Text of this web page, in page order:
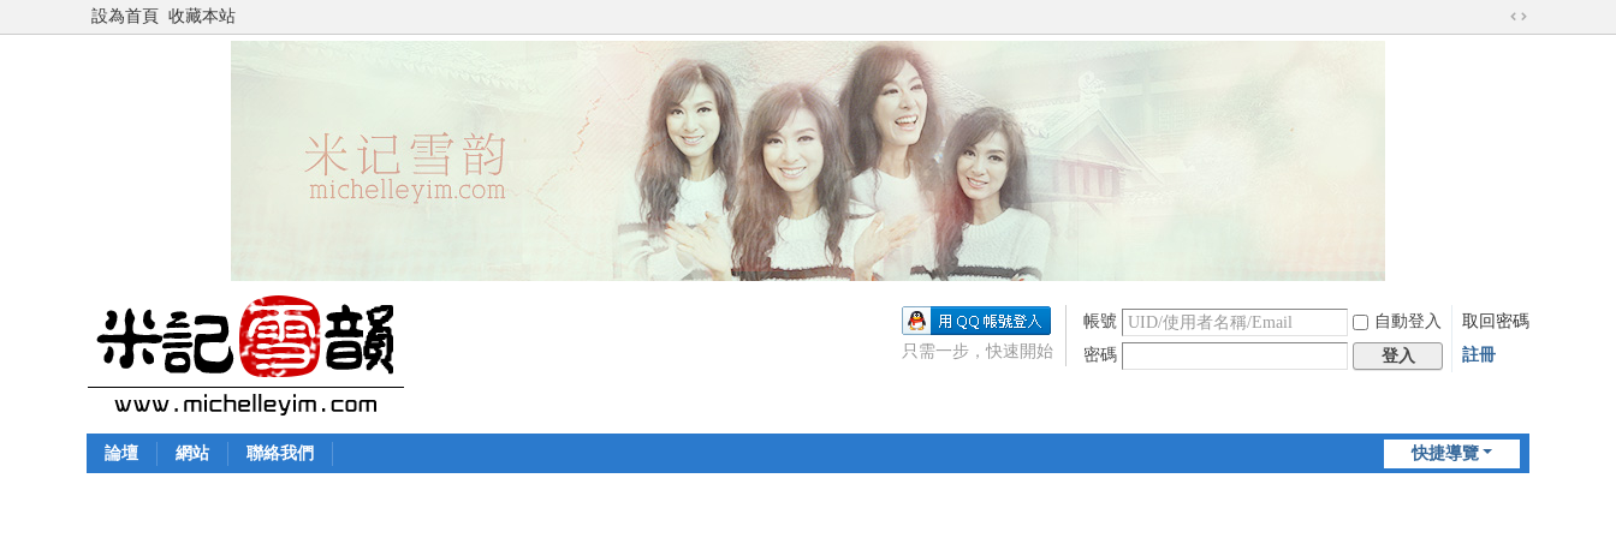
設為首頁 收藏本站
切
帳號 自動登入
取回密碼
密碼
登入 註冊
只需一步，快速開始
快捷導覽
論壇 網站 聯絡我們